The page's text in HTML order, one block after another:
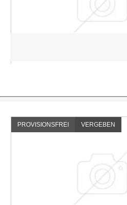
PROVISIONSFREI VERGEBEN